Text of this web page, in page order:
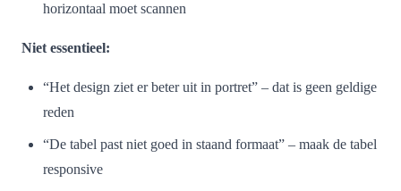
horizontaal moet scannen
Niet essentieel:
“Het design ziet er beter uit in portret” – dat is geen geldige
reden
“De tabel past niet goed in staand formaat” – maak de tabel
responsive